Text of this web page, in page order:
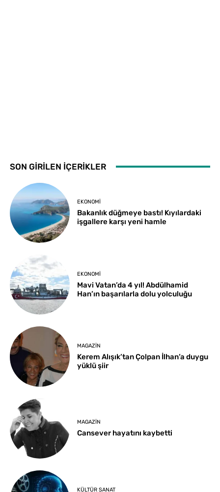
SON GİRİLEN İÇERİKLER
EKONOMI
Bakanlık düğmeye bastı! Kıyılardaki
işgallere karşı yeni hamle
EKONOMI
Mavi Vatan’da 4 yıl! Abdülhamid
Han’ın başarılarla dolu yolculuğu
MAGAZIN
Kerem Alışık’tan Çolpan İlhan’a duygu
yüklü şiir
MAGAZIN
Cansever hayatını kaybetti
KÜLTÜR SANAT